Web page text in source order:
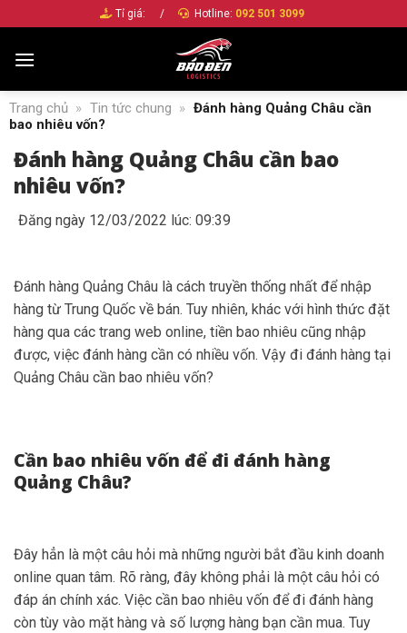
nội
Tỉ giá: / Hotline: 092 501 3099
Trang chủ » Tin tức chung » Đánh hàng Quảng Châu cần
bao nhiêu vốn?
Đánh hàng Quảng Châu cần bao
nhiêu vốn?
Đăng ngày 12/03/2022 lúc: 09:39
Đánh hàng Quảng Châu là cách truyền thống nhất để nhập
hàng từ Trung Quốc về bán. Tuy nhiên, khác với hình thức đặt
hàng qua các trang web online, tiền bao nhiêu cũng nhập
được, việc đánh hàng cần có nhiều vốn. Vậy đi đánh hàng tại
Quảng Châu cần bao nhiêu vốn?
Cần bao nhiêu vốn để đi đánh hàng
Quảng Châu?
Đây hẳn là một câu hỏi mà những người bắt đầu kinh doanh
online quan tâm. Rõ ràng, đây không phải là một câu hỏi có
đáp án chính xác. Việc cần bao nhiêu vốn để đi đánh hàng
còn tùy vào mặt hàng và số lượng hàng bạn cần mua. Tuy